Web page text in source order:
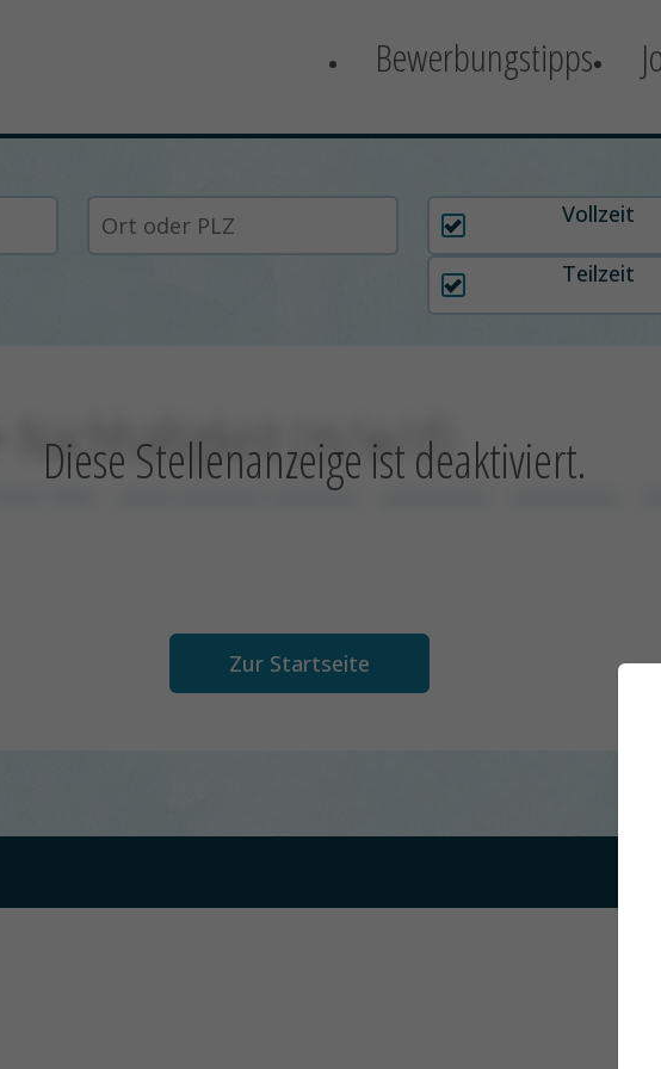
Bewerbungstipps
Arbeitszeit Vollzeit
Teilzeit
Diese Stellenanzeige ist deaktiviert.
Nachhaltigkeit (m/w/d)
xxxxx xxxxxxxx xxxxxxxx
Zur Startseite
©